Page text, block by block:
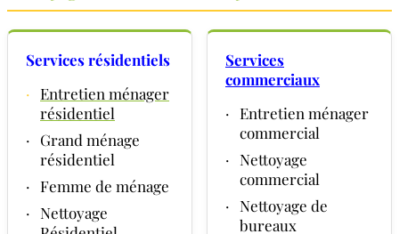
Services résidentiels
· Entretien ménager
résidentiel
· Grand ménage
résidentiel
· Femme de ménage
· Nettoyage
Services
commerciaux
· Entretien ménager
commercial
· Nettoyage
commercial
· Nettoyage de
bureaux